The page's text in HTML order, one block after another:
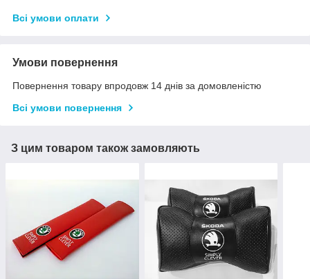
Всі умови оплати
Умови повернення
Повернення товару впродовж 14 днів за домовленістю
Всі умови повернення
З цим товаром також замовляють